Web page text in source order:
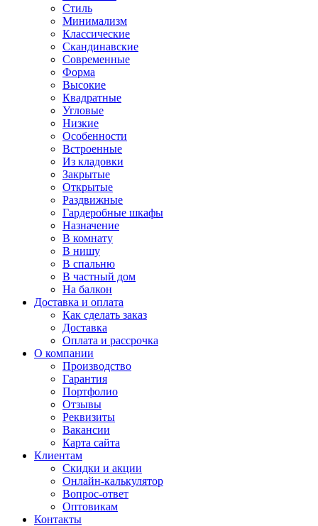
Стиль
Минимализм
Классические
Скандинавские
Современные
Форма
Высокие
Квадратные
Угловые
Низкие
Особенности
Встроенные
Из кладовки
Закрытые
Открытые
Раздвижные
Гардеробные шкафы
Назначение
В комнату
В нишу
В спальню
В частный дом
На балкон
Доставка и оплата
Как сделать заказ
Доставка
Оплата и рассрочка
О компании
Производство
Гарантия
Портфолио
Отзывы
Реквизиты
Вакансии
Карта сайта
Клиентам
Скидки и акции
Онлайн-калькулятор
Вопрос-ответ
Оптовикам
Контакты